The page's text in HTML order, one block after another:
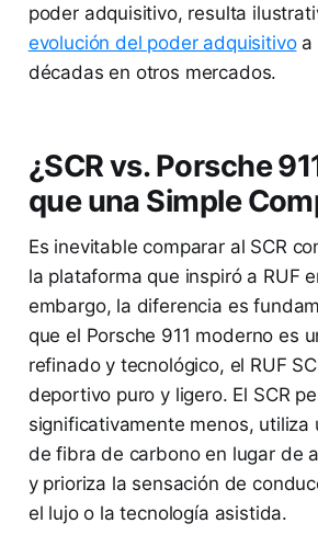
poder adquisitivo, resulta
evolución del poder adquisitivoa
décadas en otros mercados.
¿SCR vs. Porsche
que una Simple
Es inevitable comparar al SCR
la plataforma que inspiró a RUF
embargo, la diferencia es
que el Porsche 911 moderno es
refinado y tecnológico, el RUF
deportivo puro y ligero. El SCR
significativamente menos, utiliza
de fibra de carbono en lugar de
y prioriza la sensación de
el lujo o la tecnología asistida.